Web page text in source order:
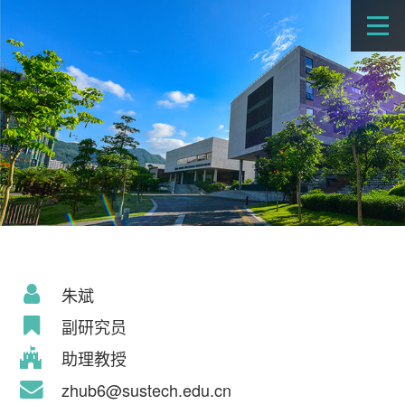
朱斌
副研究员
助理教授
zhub6@sustech.edu.cn